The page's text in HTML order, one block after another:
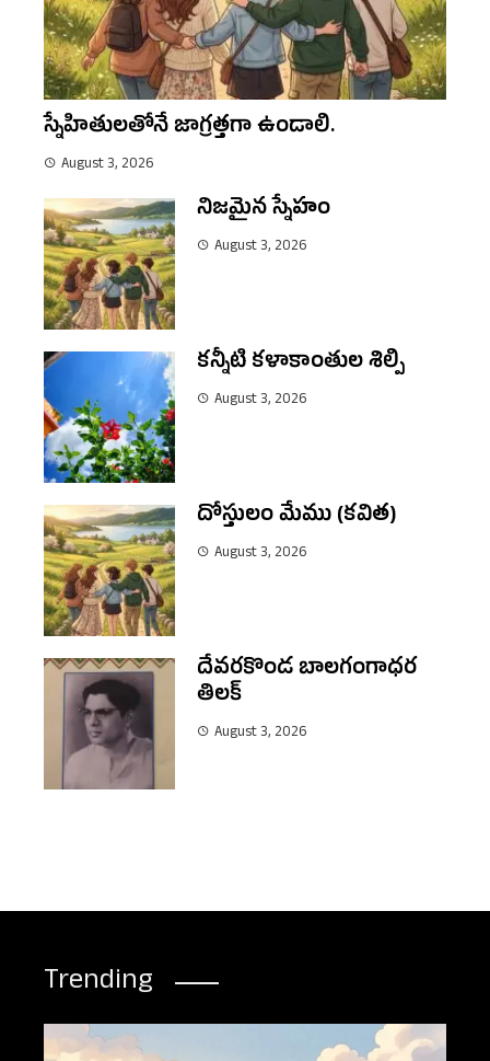
స్నేహితులతోనే జాగ్రత్తగా ఉండాలి.
August 3, 2026
నిజమైన స్నేహం
August 3, 2026
కన్నీటి కళాకాంతుల శిల్పి
August 3, 2026
దోస్తులం మేము (కవిత)
August 3, 2026
దేవరకొండ బాలగంగాధర
తిలక్
August 3, 2026
Trending